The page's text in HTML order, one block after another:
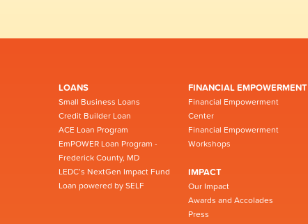
LOANS
Small Business Loans
Credit Builder Loan
ACE Loan Program
EmPOWER Loan Program -
Frederick County, MD
LEDC’s NextGen Impact Fund
Loan powered by SELF
FINANCIAL EMPOWERMENT
Financial Empowerment
Center
Financial Empowerment
Workshops
IMPACT
Our Impact
Awards and Accolades
Press